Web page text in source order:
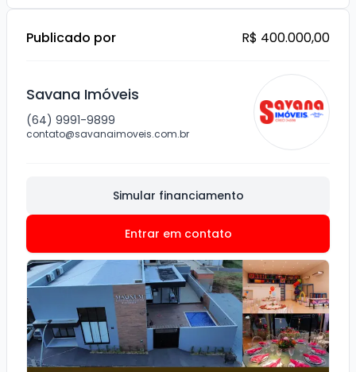
Publicado por R$ 400.000,00
Savana Imóveis
(64) 9991-9899
contato@savanaimoveis.com.br
Simular financiamento
Entrar em contato